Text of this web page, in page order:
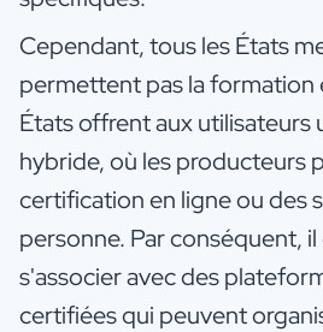
Cependant, tous les États
permettent pas la formation
États offrent aux utilisateurs
hybride, où les producteurs
certification en ligne ou des
personne. Par conséquent,
s'associer avec des
certifiées qui peuvent